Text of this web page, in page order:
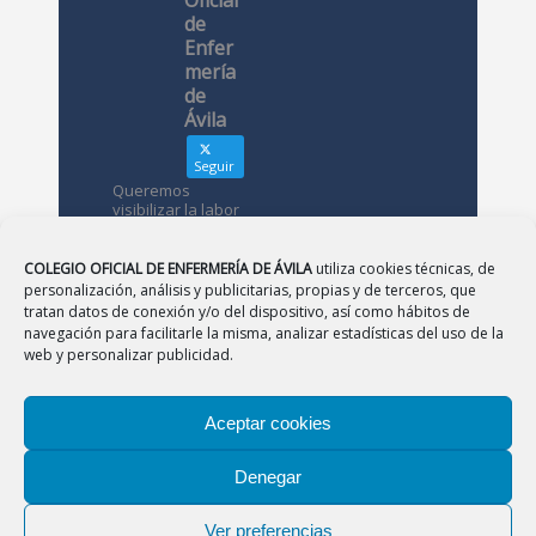
COLEGIO OFICIAL DE ENFERMERÍA DE ÁVILA utiliza cookies técnicas, de
personalización, análisis y publicitarias, propias y de terceros, que
tratan datos de conexión y/o del dispositivo, así como hábitos de
navegación para facilitarle la misma, analizar estadísticas del uso de la
web y personalizar publicidad.
Aceptar cookies
Denegar
Ver preferencias
de
Enfer
mería
de
Ávila
Seguir
Queremos
visibilizar la labor
conoces?
Avatar Colegio
Oficial de
de Ávila
12 May
LEÓN|PALENCIA
|SEGOVIA|SORIA|VALLADOLID|ZAMORA